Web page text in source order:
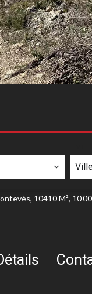
10410 M², 10